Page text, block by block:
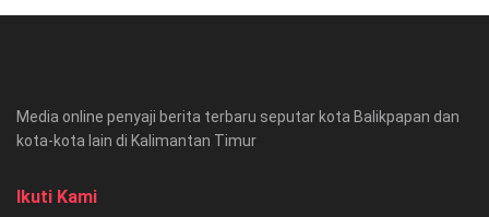
Media online penyaji berita terbaru seputar kota Balikpapan dan
kota-kota lain di Kalimantan Timur
Ikuti Kami